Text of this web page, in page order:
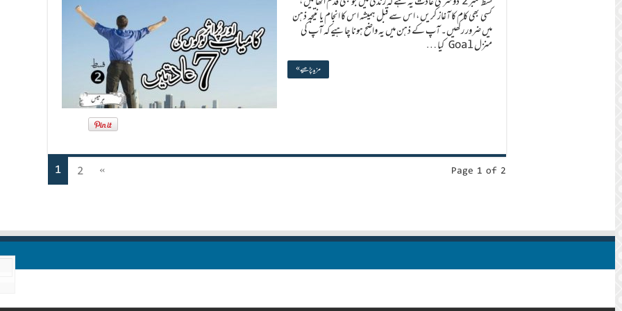
کسی بھی کام کا آغاز کریں ، اس سے قبل ہمیشہ اس کا انجام یا نتیجہ ذہن
میں ضرور رکھیں۔ آپ کے ذہن میں یہ واضح ہونا چاہیے کہ آپ کی
منزل Goal کیا …
مزید پڑھیے »
Page 1 of 2
1 2 »